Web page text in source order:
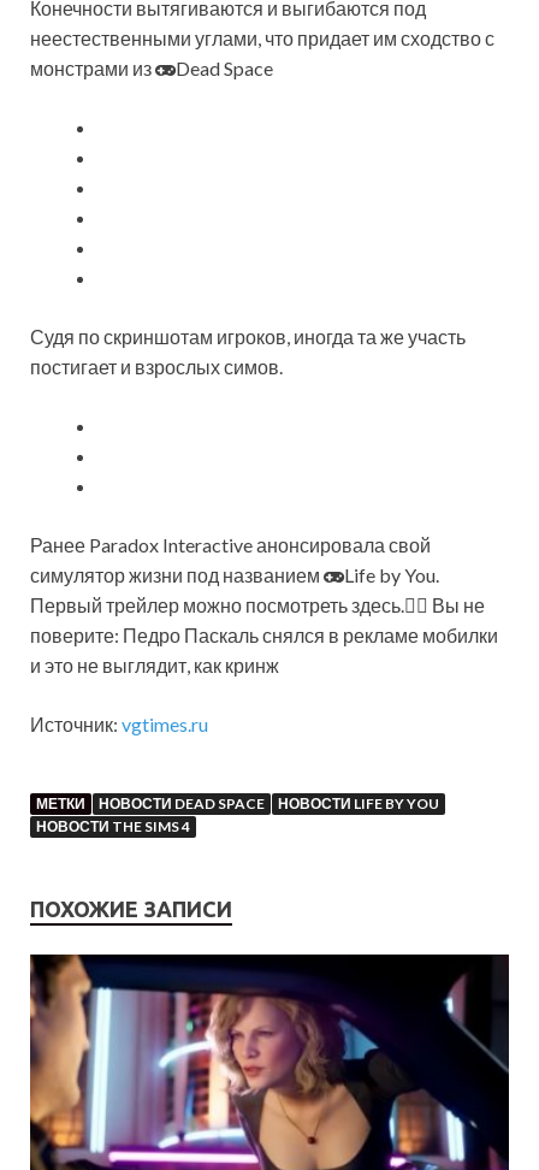
Конечности вытягиваются и выгибаются под
неестественными углами, что придает им сходство с
монстрами из
Dead Space
Судя по скриншотам игроков, иногда та же участь
постигает и взрослых симов.
Ранее Paradox Interactive анонсировала свой
симулятор жизни под названием
Life by You.
Первый трейлер можно посмотреть здесь.🕵️‍♂️ Вы не
поверите: Педро Паскаль снялся в рекламе мобилки
и это не выглядит, как кринж
Источник: vgtimes.ru
МЕТКИ НОВОСТИ DEAD SPACE
НОВОСТИ LIFE BY YOU
НОВОСТИ THE SIMS 4
ПОХОЖИЕ ЗАПИСИ